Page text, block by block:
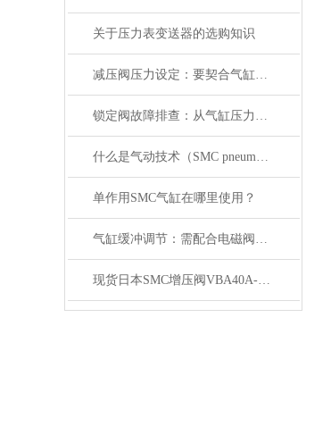
关于压力表变送器的选购知识
减压阀压力设定：要契合气缸负载与电磁阀的工作范围
锁定阀故障排查：从气缸压力变化与电磁阀信号入手
什么是气动技术（SMC pneumatics）
单作用SMC气缸在哪里使用？
气缸缓冲调节：需配合电磁阀的响应速度来调整
现货日本SMC增压阀VBA40A-04GN